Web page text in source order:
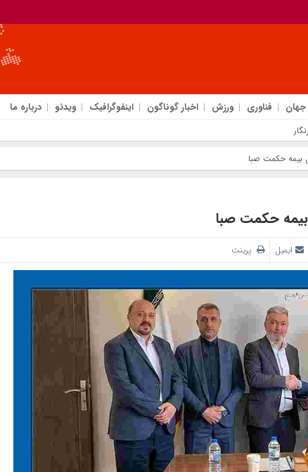
جهان فناوری ورزش اخبار گوناگون اینفوگرافیک ویدئو درباره ما
بیمه حکمت صبا
حکمت صبا
ایمیل پرینت